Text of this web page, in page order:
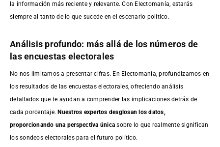
la información más reciente y relevante. Con Electomanía, estarás
siempre al tanto de lo que sucede en el escenario político.
Análisis profundo: más allá de los números de
las encuestas electorales
No nos limitamos a presentar cifras. En Electomanía, profundizamos en
los resultados de las encuestas electorales, ofreciendo análisis
detallados que te ayudan a comprender las implicaciones detrás de
cada porcentaje.Nuestros expertos desglosan los datos,
proporcionando una perspectiva única sobre lo que realmente significan
los sondeos electorales para el futuro político.